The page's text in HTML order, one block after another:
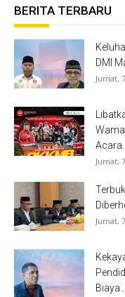
BERITA TERBARU
DMI
Jumat,
Acara...
Jumat,
Jumat,
Biaya...